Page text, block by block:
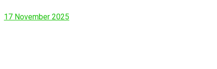
17 November 2025